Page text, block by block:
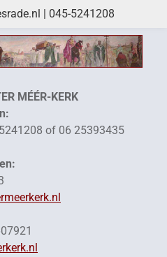
| 045-5241208
MÉÉR-KERK
of 06 25393435